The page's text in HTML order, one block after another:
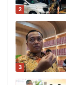
2
3